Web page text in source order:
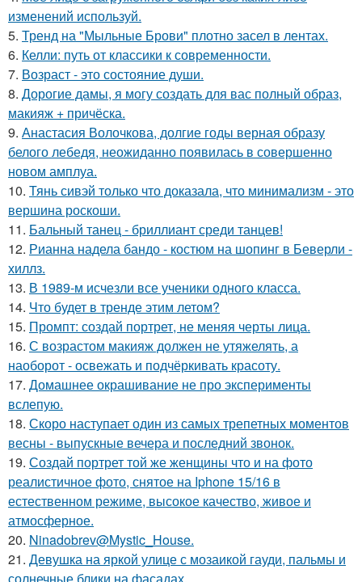
изменений используй.
5. Тренд на "Мыльные Брови" плотно засел в лентах.
6. Келли: путь от классики к современности.
7. Возраст - это состояние души.
8. Дорогие дамы, я могу создать для вас полный образ,
макияж + причёска.
9. Анастасия Волочкова, долгие годы верная образу
белого лебедя, неожиданно появилась в совершенно
новом амплуа.
10. Тянь сивэй только что доказала, что минимализм - это
вершина роскоши.
11. Бальный танец - бриллиант среди танцев!
12. Рианна надела бандо - костюм на шопинг в Беверли -
хиллз.
13. В 1989-м исчезли все ученики одного класса.
14. Что будет в тренде этим летом?
15. Промпт: создай портрет, не меняя черты лица.
16. С возрастом макияж должен не утяжелять, а
наоборот - освежать и подчёркивать красоту.
17. Домашнее окрашивание не про эксперименты
вслепую.
18. Скоро наступает один из самых трепетных моментов
весны - выпускные вечера и последний звонок.
19. Создай портрет той же женщины что и на фото
реалистичное фото, снятое на Iphone 15/16 в
естественном режиме, высокое качество, живое и
атмосферное.
20. Ninadobrev@Mystic_House.
21. Девушка на яркой улице с мозаикой гауди, пальмы и
солнечные блики на фасадах.